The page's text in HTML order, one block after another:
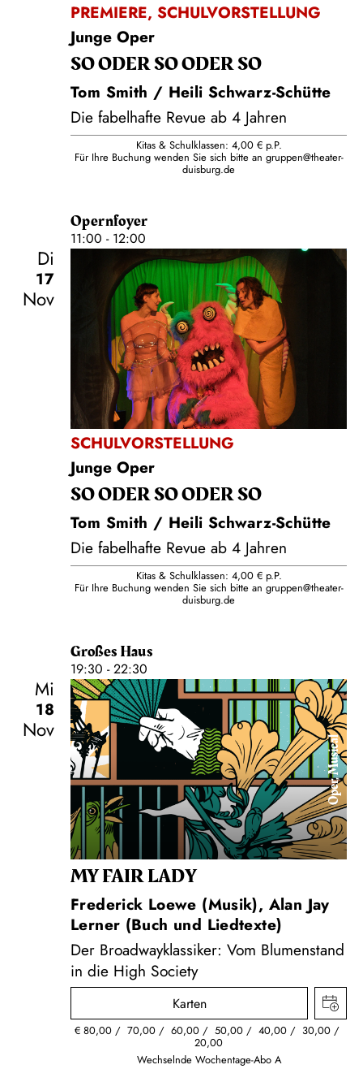
PREMIERE, SCHULVORSTELLUNG
Junge Oper
SO ODER SO ODER SO
Tom Smith / Heili Schwarz-Schütte
Die fabelhafte Revue ab 4 Jahren
Kitas & Schulklassen: 4,00 € p.P.
Für Ihre Buchung wenden Sie sich bitte an gruppen@theater-
duisburg.de
Opernfoyer
11:00 - 12:00
Di
17
Nov
SCHULVORSTELLUNG
Junge Oper
SO ODER SO ODER SO
Tom Smith / Heili Schwarz-Schütte
Die fabelhafte Revue ab 4 Jahren
Kitas & Schulklassen: 4,00 € p.P.
Für Ihre Buchung wenden Sie sich bitte an gruppen@theater-
duisburg.de
Großes Haus
19:30 - 22:30
Mi
18
Nov
Oper, Musical
MY FAIR LADY
Frederick Loewe (Musik), Alan Jay
Lerner (Buch und Liedtexte)
Der Broadwayklassiker: Vom Blumenstand
in die High Society
Karten
€ 80,00 70,00 60,00 50,00 40,00 30,00
20,00
Wechselnde Wochentage-Abo A